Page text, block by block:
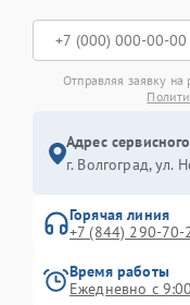
Отправляя заявку на
Адрес
г. Волгоград, ул.
Горячая линия
+7 (844) 290-70-
Время работы
Ежедневно с